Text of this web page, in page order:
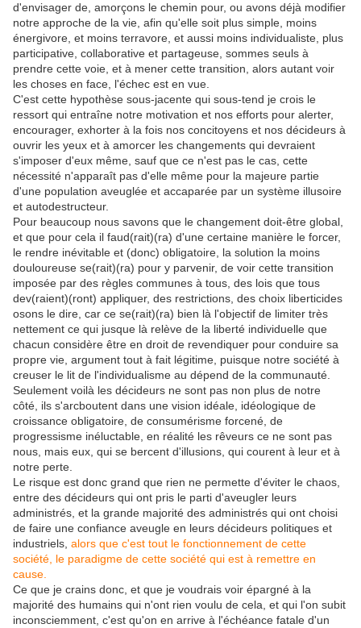
d'envisager de, amorçons le chemin pour, ou avons déjà modifier
notre approche de la vie, afin qu'elle soit plus simple, moins
énergivore, et moins terravore, et aussi moins individualiste, plus
participative, collaborative et partageuse, sommes seuls à
prendre cette voie, et à mener cette transition, alors autant voir
les choses en face, l'échec est en vue.
C'est cette hypothèse sous-jacente qui sous-tend je crois le
ressort qui entraîne notre motivation et nos efforts pour alerter,
encourager, exhorter à la fois nos concitoyens et nos décideurs à
ouvrir les yeux et à amorcer les changements qui devraient
s'imposer d'eux même, sauf que ce n'est pas le cas, cette
nécessité n'apparaît pas d'elle même pour la majeure partie
d'une population aveuglée et accaparée par un système illusoire
et autodestructeur.
Pour beaucoup nous savons que le changement doit-être global,
et que pour cela il faud(rait)(ra) d'une certaine manière le forcer,
le rendre inévitable et (donc) obligatoire, la solution la moins
douloureuse se(rait)(ra) pour y parvenir, de voir cette transition
imposée par des règles communes à tous, des lois que tous
dev(raient)(ront) appliquer, des restrictions, des choix liberticides
osons le dire, car ce se(rait)(ra) bien là l'objectif de limiter très
nettement ce qui jusque là relève de la liberté individuelle que
chacun considère être en droit de revendiquer pour conduire sa
propre vie, argument tout à fait légitime, puisque notre société à
creuser le lit de l'individualisme au dépend de la communauté.
Seulement voilà les décideurs ne sont pas non plus de notre
côté, ils s'arcboutent dans une vision idéale, idéologique de
croissance obligatoire, de consumérisme forcené, de
progressisme inéluctable, en réalité les rêveurs ce ne sont pas
nous, mais eux, qui se bercent d'illusions, qui courent à leur et à
notre perte.
Le risque est donc grand que rien ne permette d'éviter le chaos,
entre des décideurs qui ont pris le parti d'aveugler leurs
administrés, et la grande majorité des administrés qui ont choisi
de faire une confiance aveugle en leurs décideurs politiques et
industriels, alors que c'est tout le fonctionnement de cette
société, le paradigme de cette société qui est à remettre en
cause.
Ce que je crains donc, et que je voudrais voir épargné à la
majorité des humains qui n'ont rien voulu de cela, et qui l'on subit
inconsciemment, c'est qu'on en arrive à l'échéance fatale d'un